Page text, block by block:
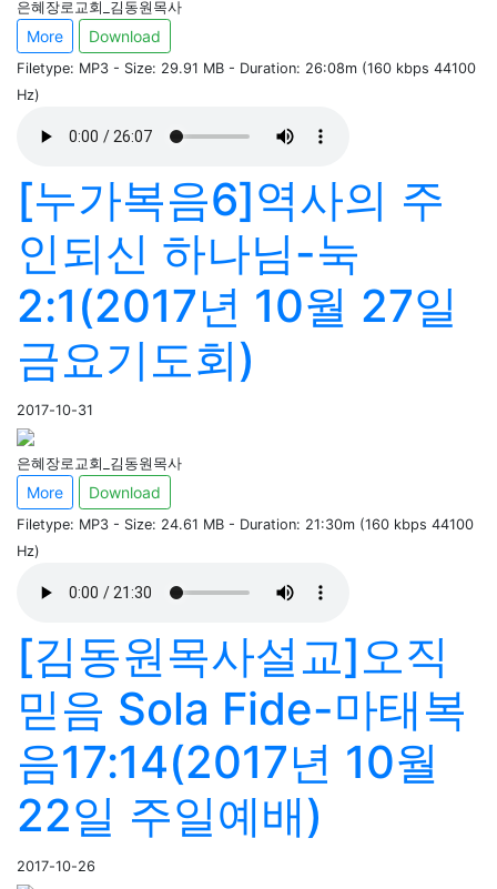
은혜장로교회_김동원목사
More Download
Filetype: MP3 - Size: 29.91 MB - Duration: 26:08m (160 kbps 44100
Hz)
[누가복음6]역사의 주
인되신 하나님-눅
2:1(2017년 10월 27일
금요기도회)
2017-10-31
은혜장로교회_김동원목사
More Download
Filetype: MP3 - Size: 24.61 MB - Duration: 21:30m (160 kbps 44100
Hz)
[김동원목사설교]오직
믿음 Sola Fide-마태복
음17:14(2017년 10월
22일 주일예배)
2017-10-26